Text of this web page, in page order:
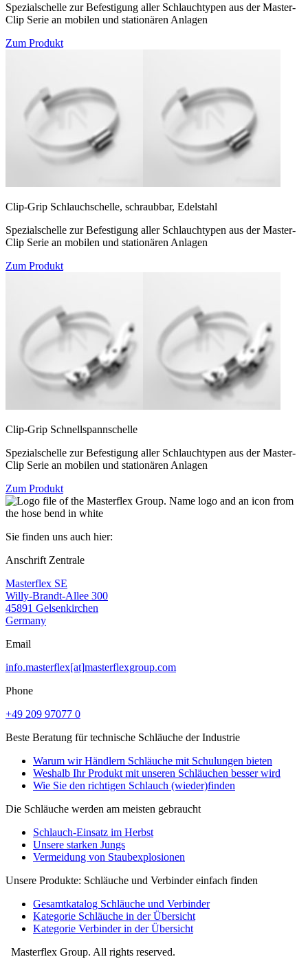
Spezialschelle zur Befestigung aller Schlauchtypen aus der Master-
Clip Serie an mobilen und stationären Anlagen
Zum Produkt
Clip-Grip Schlauchschelle, schraubbar, Edelstahl
Spezialschelle zur Befestigung aller Schlauchtypen aus der Master-
Clip Serie an mobilen und stationären Anlagen
Zum Produkt
Clip-Grip Schnellspannschelle
Spezialschelle zur Befestigung aller Schlauchtypen aus der Master-
Clip Serie an mobilen und stationären Anlagen
Zum Produkt
Sie finden uns auch hier:
Anschrift Zentrale
Masterflex SE
Willy-Brandt-Allee 300
45891 Gelsenkirchen
Germany
Email
info.masterflex[at]masterflexgroup.com
Phone
+49 209 97077 0
Beste Beratung für technische Schläuche der Industrie
Warum wir Händlern Schläuche mit Schulungen bieten
Weshalb Ihr Produkt mit unseren Schläuchen besser wird
Wie Sie den richtigen Schlauch (wieder)finden
Die Schläuche werden am meisten gebraucht
Schlauch-Einsatz im Herbst
Unsere starken Jungs
Vermeidung von Staubexplosionen
Unsere Produkte: Schläuche und Verbinder einfach finden
Gesamtkatalog Schläuche und Verbinder
Kategorie Schläuche in der Übersicht
Kategorie Verbinder in der Übersicht
Masterflex Group. All rights reserved.